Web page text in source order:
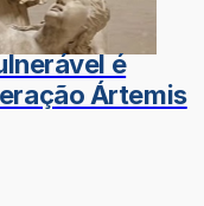
é
Ártemis